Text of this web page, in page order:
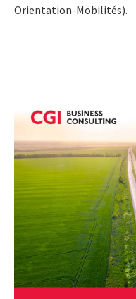
Orientation-Mobilités).